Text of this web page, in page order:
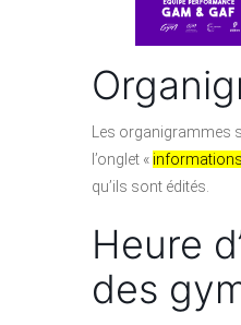
Les organigrammes
l’onglet «
qu’ils sont édités.
Heure
des